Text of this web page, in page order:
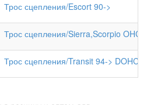
Трос сцепления/Escort 90->
Трос сцепления/Sierra,Scorpio OHC
Трос сцепления/Transit 94-> DOHC